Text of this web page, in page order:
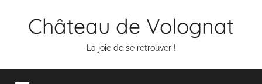
Château de Volognat
La joie de se retrouver !